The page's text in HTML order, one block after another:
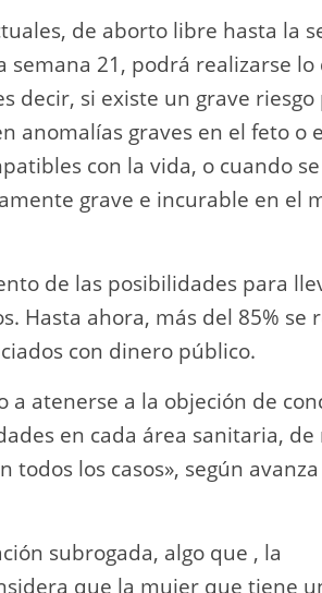
de aborto libre hasta la
21, podrá realizarse lo
decir, si existe un grave riesgo
anomalías graves en el feto o
con la vida, o cuando
grave e incurable en el
de las posibilidades para
Hasta ahora, más del 85% se
con dinero público.
atenerse a la objeción de
en cada área sanitaria, de
los casos», según avanza
subrogada, algo que , la
que la mujer que tiene